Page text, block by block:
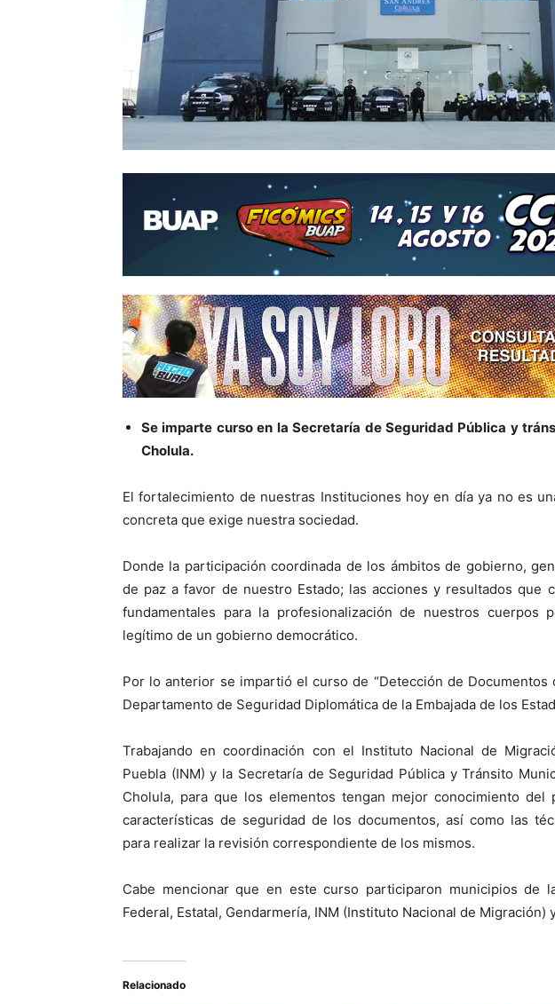
Se imparte curso en la Secretaría de Seguridad Pública y
Cholula.
El fortalecimiento de nuestras Instituciones hoy en día ya no es
concreta que exige nuestra sociedad.
Donde la participación coordinada de los ámbitos de gobierno,
de paz a favor de nuestro Estado; las acciones y resultados que
fundamentales para la profesionalización de nuestros cuerpos
legítimo de un gobierno democrático.
Por lo anterior se impartió el curso de “Detección de Documentos
Departamento de Seguridad Diplomática de la Embajada de los
Trabajando en coordinación con el Instituto Nacional de
Puebla (INM) y la Secretaría de Seguridad Pública y Tránsito
Cholula, para que los elementos tengan mejor conocimiento del
características de seguridad de los documentos, así como las
para realizar la revisión correspondiente de los mismos.
Cabe mencionar que en este curso participaron municipios de
Federal, Estatal, Gendarmería, INM (Instituto Nacional de Migración)
Relacionado